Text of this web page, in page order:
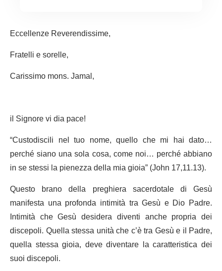
Eccellenze Reverendissime,
Fratelli e sorelle,
Carissimo mons. Jamal,
il Signore vi dia pace!
“Custodiscili nel tuo nome, quello che mi hai dato…
perché siano una sola cosa, come noi… perché abbiano
in se stessi la pienezza della mia gioia” (John 17,11.13).
Questo brano della preghiera sacerdotale di Gesù
manifesta una profonda intimità tra Gesù e Dio Padre.
Intimità che Gesù desidera diventi anche propria dei
discepoli. Quella stessa unità che c’è tra Gesù e il Padre,
quella stessa gioia, deve diventare la caratteristica dei
suoi discepoli.